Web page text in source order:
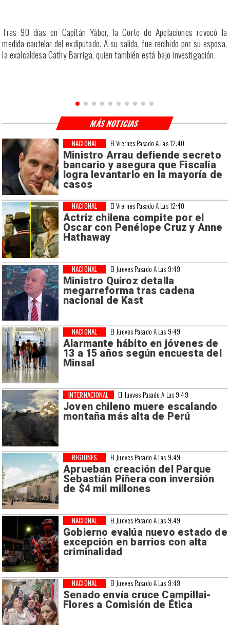
Tras 90 días en Capitán Yáber, la Corte de Apelaciones revocó la
medida cautelar del exdiputado. A su salida, fue recibido por su esposa,
la exalcaldesa Cathy Barriga, quien también está bajo investigación.
El Viernes Pasado A Las 12:40
Ministro Arrau defiende secreto
bancario y asegura que Fiscalía
logra levantarlo en la mayoría de
casos
NACIONAL
El Viernes Pasado A Las 12:40
Actriz chilena compite por el
Oscar con Penélope Cruz y Anne
Hathaway
NACIONAL
El Jueves Pasado A Las 9:49
Ministro Quiroz detalla
megarreforma tras cadena
nacional de Kast
NACIONAL
El Jueves Pasado A Las 9:49
Alarmante hábito en jóvenes de
13 a 15 años según encuesta del
Minsal
NACIONAL
El Jueves Pasado A Las 9:49
Joven chileno muere escalando
montaña más alta de Perú
INTERNACIONAL
El Jueves Pasado A Las 9:49
Aprueban creación del Parque
Sebastián Piñera con inversión
de $4 mil millones
REGIONES
El Jueves Pasado A Las 9:49
Gobierno evalúa nuevo estado de
excepción en barrios con alta
criminalidad
NACIONAL
El Jueves Pasado A Las 9:49
Senado envía cruce Campillai-
Flores a Comisión de Ética
NACIONAL
MÁS NOTICIAS